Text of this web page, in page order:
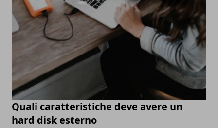
Quali caratteristiche deve avere un
hard disk esterno